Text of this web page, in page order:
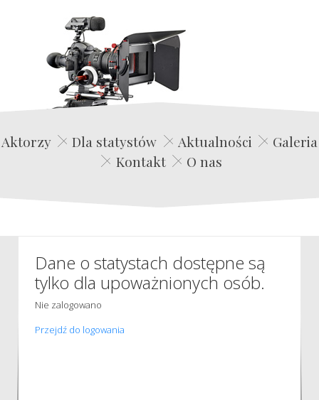
Edwin Film Agencja Aktorska
Aktorzy Dla statystów Aktualności
Galeria
Kontakt
O nas
Dane o statystach dostępne są
tylko dla upoważnionych osób.
Nie zalogowano
Przejdź do logowania